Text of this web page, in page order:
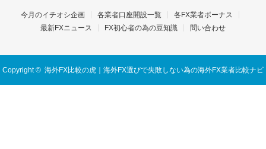
今月のイチオシ企画 各業者口座開設一覧
各FX業者ボーナス
最新FXニュース
FX初心者の為の豆知識 問い合わせ
Copyright © 海外FX比較の虎｜海外FX選びで失敗しない為の海外FX業者比較ナビ